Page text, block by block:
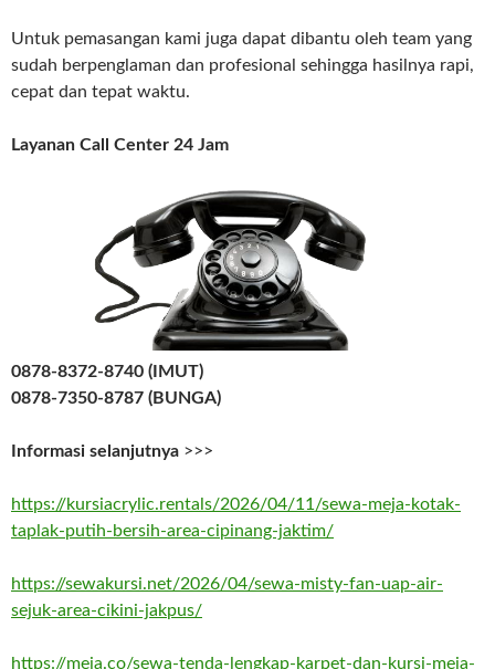
Untuk pemasangan kami juga dapat dibantu oleh team yang
sudah berpenglaman dan profesional sehingga hasilnya rapi,
cepat dan tepat waktu.
Layanan Call Center 24 Jam
0878-8372-8740 (IMUT)
0878-7350-8787 (BUNGA)
Informasi selanjutnya >>>
https://kursiacrylic.rentals/2026/04/11/sewa-meja-kotak-
taplak-putih-bersih-area-cipinang-jaktim/
https://sewakursi.net/2026/04/sewa-misty-fan-uap-air-
sejuk-area-cikini-jakpus/
https://meja.co/sewa-tenda-lengkap-karpet-dan-kursi-meja-